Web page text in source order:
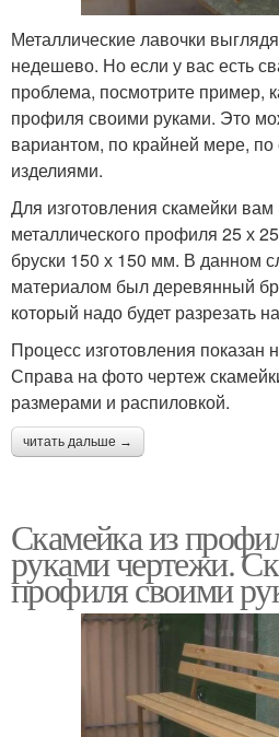
Металлические лавочки
недешево. Но если у вас есть
проблема, посмотрите пример,
профиля своими руками. Это
вариантом, по крайней мере,
изделиями.
Для изготовления скамейки
металлического профиля 25 х
бруски 150 х 150 мм. В данном
материалом был деревянный
который надо будет разрезать
Процесс изготовления
Справа на фото чертеж
размерами и распиловкой.
читать дальше →
Скамейка из
руками чертежи.
профиля своими